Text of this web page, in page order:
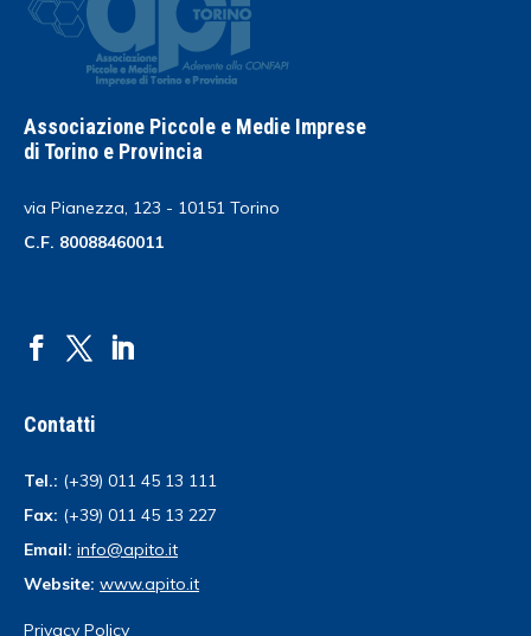
Associazione Piccole e Medie Imprese
di Torino e Provincia
via Pianezza, 123 - 10151 Torino
C.F. 80088460011
Contatti
Tel.: (+39) 011 45 13 111
Fax: (+39) 011 45 13 227
Email: info@apito.it
Website: www.apito.it
Privacy Policy